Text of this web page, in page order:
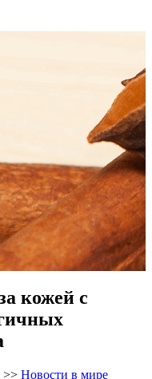
кожей с
>> Новости в мире